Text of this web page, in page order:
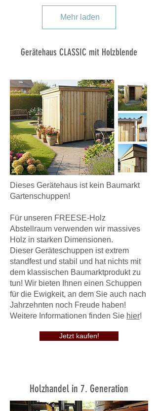
Mehr laden
Gerätehaus CLASSIC mit Holzblende
Dieses Gerätehaus ist kein Baumarkt
Gartenschuppen!
Für unseren FREESE-Holz
Abstellraum verwenden wir massives
Holz in starken Dimensionen.
Dieser Geräteschuppen ist extrem
standfest und stabil und hat nichts mit
dem klassischen Baumarktprodukt zu
tun! Wir bieten Ihnen einen Schuppen
für die Ewigkeit, an dem Sie auch nach
Jahrzehnten noch Freude haben!
Weitere Informationen finden Sie hier!
Jetzt kaufen!
Holzhandel in 7. Generation